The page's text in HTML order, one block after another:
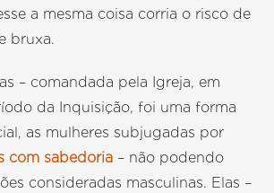
a mesma coisa corria o risco de
bruxa.
– comandada pela Igreja, em
da Inquisição, foi uma forma
as mulheres subjugadas por
com sabedoria – não podendo
consideradas masculinas. Elas –